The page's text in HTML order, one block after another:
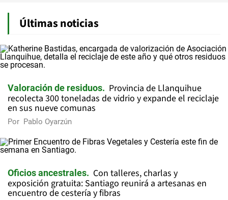
Últimas noticias
Valoración de residuos
Provincia de Llanquihue
recolecta 300 toneladas de vidrio y expande el reciclaje
en sus nueve comunas
Por Pablo Oyarzún
Oficios ancestrales
Con talleres, charlas y
exposición gratuita: Santiago reunirá a artesanas en
encuentro de cestería y fibras